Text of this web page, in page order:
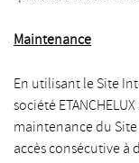
Maintenance
En utilisant le Site
société
maintenance du
accès consécutive